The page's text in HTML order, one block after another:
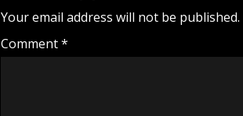
Your email address will not be published.
Comment*